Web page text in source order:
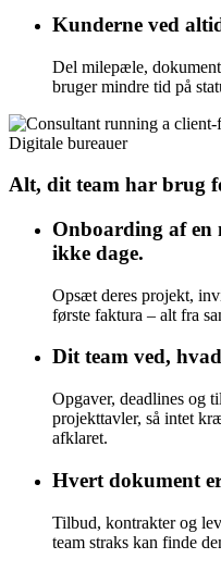
Kunderne ved
Del milepæle,
bruger mindre tid på
Digitale bureauer
Alt, dit team har brug
Onboarding af en
ikke dage.
Opsæt deres projekt,
første faktura – alt fra
Dit team ved,
Opgaver, deadlines og
projekttavler, så intet
afklaret.
Hvert dokument
Tilbud, kontrakter og
team straks kan finde